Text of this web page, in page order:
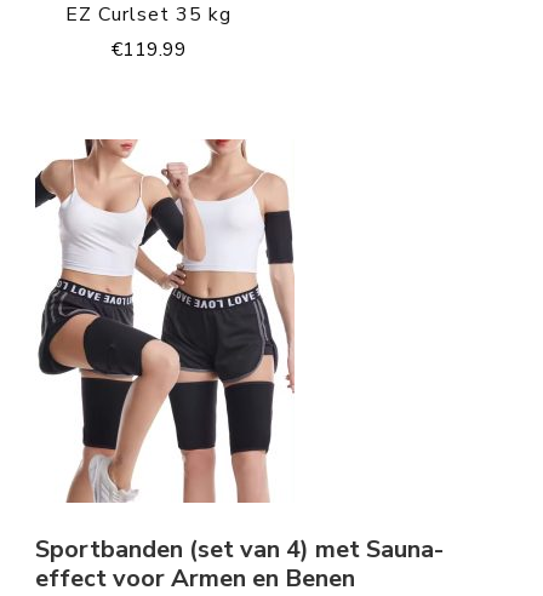
EZ Curlset 35 kg
€119.99
Sportbanden (set van 4) met Sauna-
effect voor Armen en Benen